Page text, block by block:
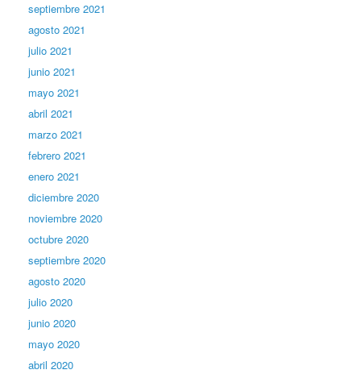
septiembre 2021
agosto 2021
julio 2021
junio 2021
mayo 2021
abril 2021
marzo 2021
febrero 2021
enero 2021
diciembre 2020
noviembre 2020
octubre 2020
septiembre 2020
agosto 2020
julio 2020
junio 2020
mayo 2020
abril 2020